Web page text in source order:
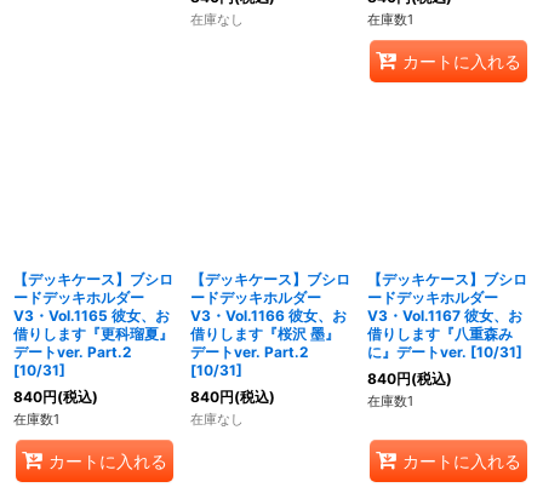
在庫なし 在庫数1
カートに入れる
【デッキケース】ブシロ
ードデッキホルダー
V3・Vol.1165 彼女、お
借りします『更科瑠夏』
デートver. Part.2
[10/31]
840円(税込)
在庫数1
カートに入れる
【デッキケース】ブシロ
ードデッキホルダー
V3・Vol.1166 彼女、お
借りします『桜沢 墨』
デートver. Part.2
[10/31]
840円(税込)
在庫なし
【デッキケース】ブシロ
ードデッキホルダー
V3・Vol.1167 彼女、お
借りします『八重森み
に』デートver. [10/31]
840円(税込)
在庫数1
カートに入れる